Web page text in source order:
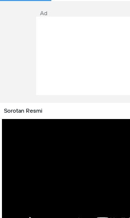
Ad
Sorotan Resmi